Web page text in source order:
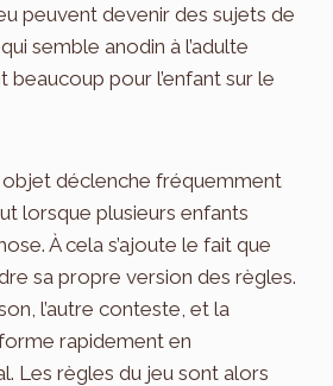
peuvent devenir des sujets de
semble anodin à l’adulte
pour l’enfant sur le
objet déclenche fréquemment
lorsque plusieurs enfants
À cela s’ajoute le fait que
sa propre version des règles.
l’autre conteste, et la
rapidement en
Les règles du jeu sont alors